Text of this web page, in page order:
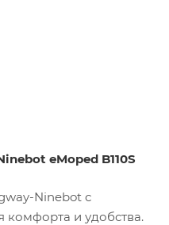
eMoped B110S
Ninebot с
комфорта и удобства.